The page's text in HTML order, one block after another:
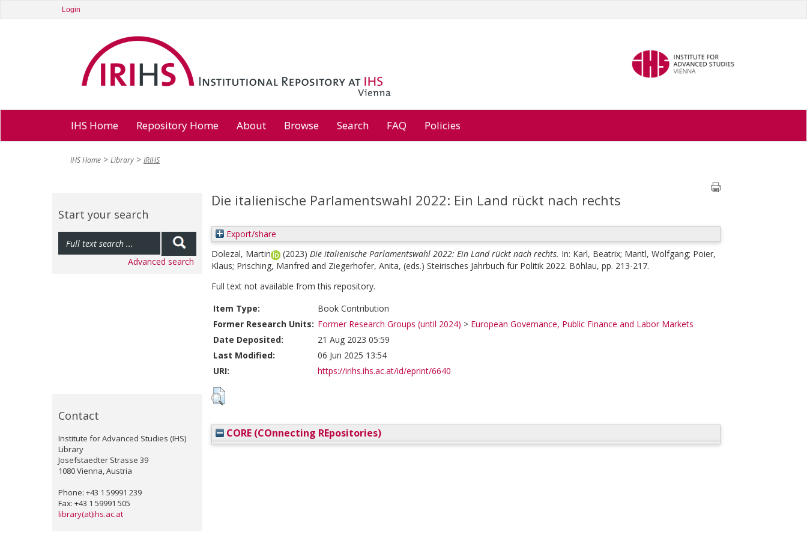
Login
IHS Home Repository Home About Browse Search FAQ Policies
IHS Home Library IRIHS
Start your search
Advanced search
Contact
Institute for Advanced Studies (IHS)
Library
Josefstaedter Strasse 39
1080 Vienna, Austria
Phone: +43 1 59991 239
Fax: +43 1 59991 505
library(at)ihs.ac.at
Die italienische Parlamentswahl 2022: Ein Land rückt nach rechts
Export/share
Dolezal, Martin
(2023) Die italienische Parlamentswahl 2022: Ein Land rückt nach rechts. In: Karl, Beatrix; Mantl, Wolfgang; Poier,
Klaus; Prisching, Manfred and Ziegerhofer, Anita, (eds.) Steirisches Jahrbuch für Politik 2022. Böhlau, pp. 213-217.
Full text not available from this repository.
Item Type:
Book Contribution
Former Research Units: Former Research Groups (until 2024) > European Governance, Public Finance and Labor Markets
Date Deposited:
21 Aug 2023 05:59
Last Modified:
06 Jun 2025 13:54
URI:
https://irihs.ihs.ac.at/id/eprint/6640
CORE (COnnecting REpositories)